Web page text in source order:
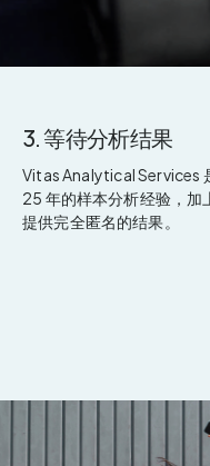
3. 等待分析结果
Vitas Analytical Services
25 年的样本分析经验，加
提供完全匿名的结果。